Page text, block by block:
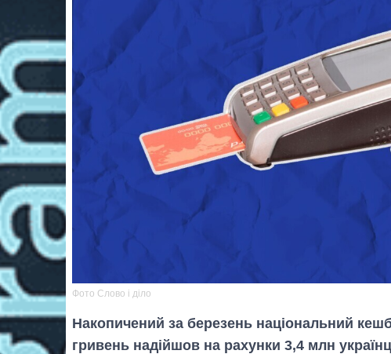
Фото Слово і діло
Накопичений за березень національний
гривень надійшов на рахунки 3,4 млн